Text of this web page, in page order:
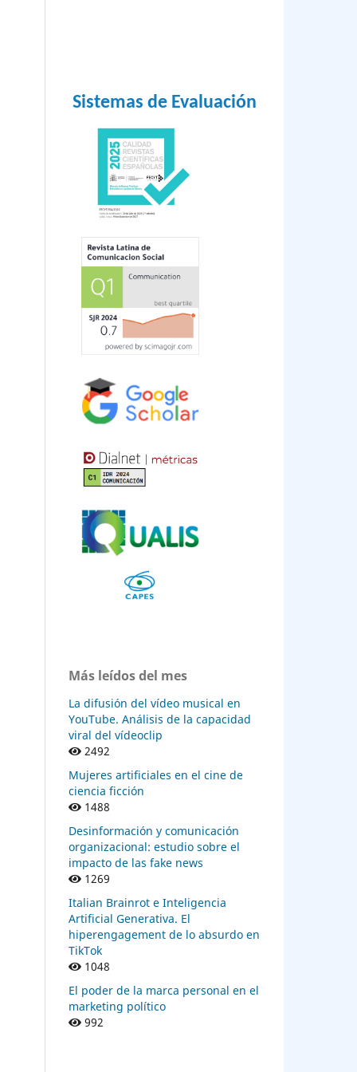
Sistemas de Evaluación
Más leídos del mes
La difusión del vídeo musical en
YouTube. Análisis de la capacidad
viral del vídeoclip
2492
Mujeres artificiales en el cine de
ciencia ficción
1488
Desinformación y comunicación
organizacional: estudio sobre el
impacto de las fake news
1269
Italian Brainrot e Inteligencia
Artificial Generativa. El
hiperengagement de lo absurdo en
TikTok
1048
El poder de la marca personal en el
marketing político
992